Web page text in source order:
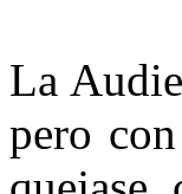
La
pero